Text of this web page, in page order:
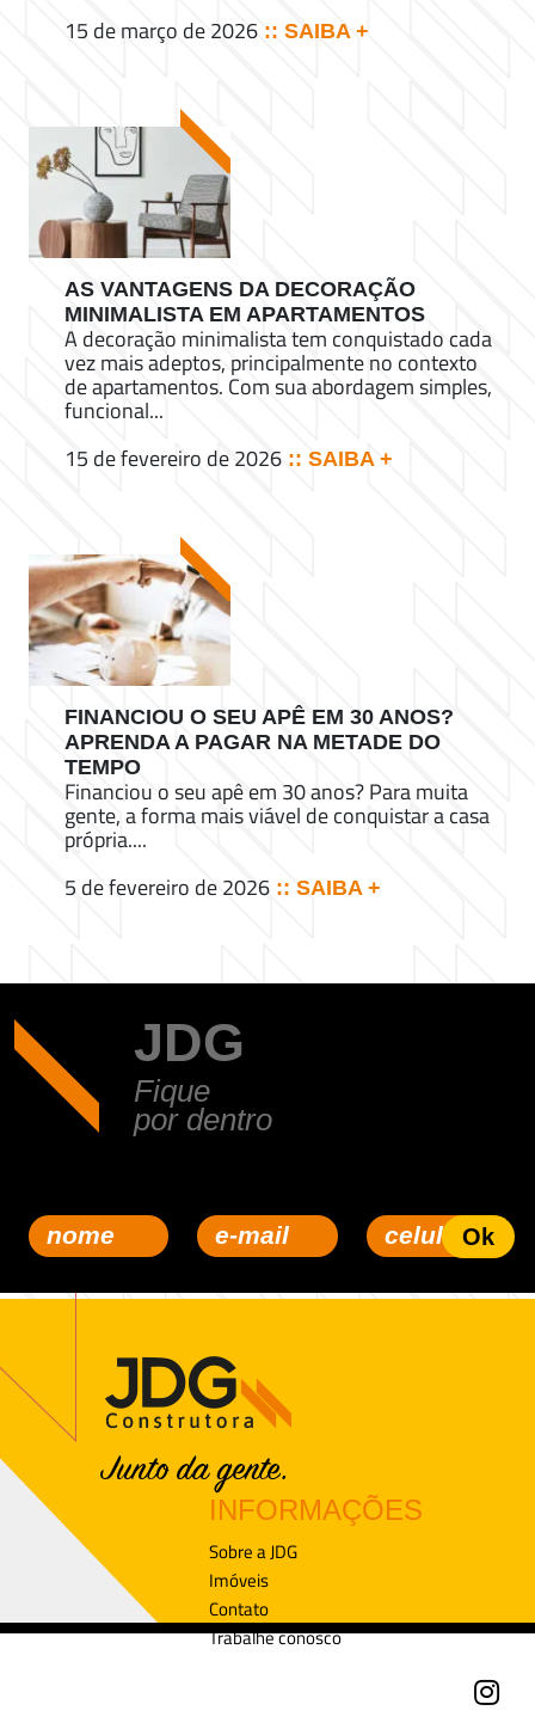
15 de março de 2026 :: SAIBA +
AS VANTAGENS DA DECORAÇÃO
MINIMALISTA EM APARTAMENTOS
A decoração minimalista tem conquistado cada
vez mais adeptos, principalmente no contexto
de apartamentos. Com sua abordagem simples,
funcional...
15 de fevereiro de 2026 :: SAIBA +
FINANCIOU O SEU APÊ EM 30 ANOS?
APRENDA A PAGAR NA METADE DO
TEMPO
Financiou o seu apê em 30 anos? Para muita
gente, a forma mais viável de conquistar a casa
própria....
5 de fevereiro de 2026 :: SAIBA +
JDG
Fique
por dentro
INFORMAÇÕES
Sobre a JDG
Imóveis
Contato
Trabalhe conosco